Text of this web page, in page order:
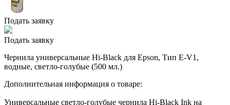
Подать заявку
Подать заявку
Чернила универсальные Hi-Black для Epson, Тип E-V1,
водные, светло-голубые (500 мл.)
Дополнительная информация о товаре:
Универсальные светло-голубые чернила Hi-Black Ink на